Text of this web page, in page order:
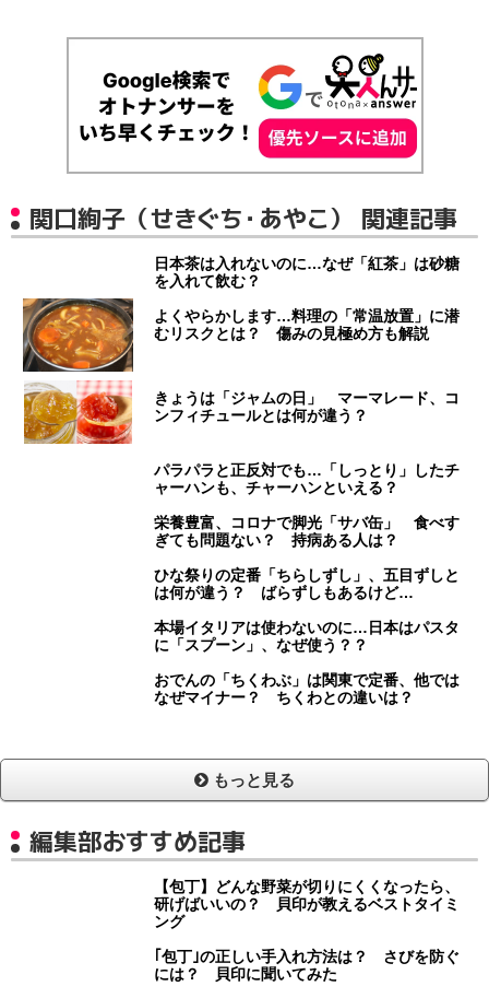
関口絢子（せきぐち・あやこ） 関連記事
日本茶は入れないのに…なぜ「紅茶」は砂糖
を入れて飲む？
よくやらかします…料理の「常温放置」に潜
むリスクとは？ 傷みの見極め方も解説
きょうは「ジャムの日」 マーマレード、コ
ンフィチュールとは何が違う？
パラパラと正反対でも…「しっとり」したチ
ャーハンも、チャーハンといえる？
栄養豊富、コロナで脚光「サバ缶」 食べす
ぎても問題ない？ 持病ある人は？
ひな祭りの定番「ちらしずし」、五目ずしと
は何が違う？ ばらずしもあるけど…
本場イタリアは使わないのに…日本はパスタ
に「スプーン」、なぜ使う？？
おでんの「ちくわぶ」は関東で定番、他では
なぜマイナー？ ちくわとの違いは？
もっと見る
編集部おすすめ記事
【包丁】どんな野菜が切りにくくなったら、
研げばいいの？ 貝印が教えるベストタイミ
ング
｢包丁｣の正しい手入れ方法は？ さびを防ぐ
には？ 貝印に聞いてみた